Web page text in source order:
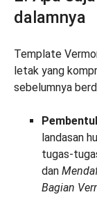
dalamnya
Template
letak yang
sebelumnya
landasan
tugas-
dan
Bagian